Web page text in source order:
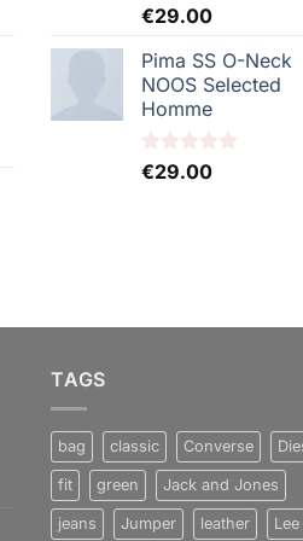
Note5.00
€29.00
Pima SS O-Neck
NOOS Selected
Homme
Note5.00
€29.00
TAGS
bag classic Converse
fit green Jack and Jones
jeans Jumper leather Lee